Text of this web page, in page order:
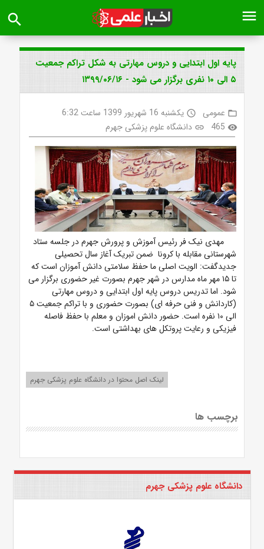
menu
search
پایه اول ابتدایی و دروس مهارتی به شکل تراکم جمعیت
۵ الی ۱۰ نفری برگزار می شود - ۱۳۹۹/۰۶/۱۶
folder_open عمومی access_time یکشنبه 16 شهریور 1399 ساعت 6:32
visibility
465
link دانشگاه علوم پزشکی جهرم
مهدی نیک فر رئیس آموزش و پرورش جهرم در جلسه ستاد
شهرستانی مقابله با کرونا ضمن تبریک آغاز سال تحصیلی
جدیدگفت: الویت اصلی ما حفظ سلامتی دانش آموزان است که
تا ۱۵ مهر ماه مدارس در شهر جهرم بصورت غیر حضوری برگزار می
شود. اما تدریس دروس پایه اول ابتدایی و دروس مهارتی
(کاردانش و فنی حرفه ای) بصورت حضوری و با تراکم جمعیت ۵
الی ۱۰ نفره است. حضور دانش اموزان و معلم با حفظ فاصله
فیزیکی و رعایت پروتکل های بهداشتی است.
لینک اصل محتوا در دانشگاه علوم پزشکی جهرم
برچسب ها
دانشگاه علوم پزشکی جهرم